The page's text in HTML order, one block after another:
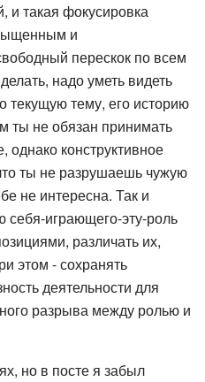
и такая фокусировка
и
перескок по всем
надо уметь видеть
текущую тему, его историю
ты не обязан принимать
однако конструктивное
ты не разрушаешь чужую
не интересна. Так и
себя-играющего-эту-роль
различать их,
этом - сохранять
деятельности для
разрыва между ролью и
но в посте я забыл